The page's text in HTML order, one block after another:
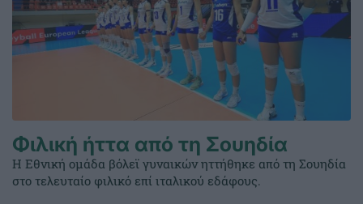
Φιλική ήττα από τη Σουηδία
Η Εθνική ομάδα βόλεϊ γυναικών ηττήθηκε από τη Σουηδία
στο τελευταίο φιλικό επί ιταλικού εδάφους.